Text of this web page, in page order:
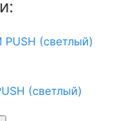
(светлый)